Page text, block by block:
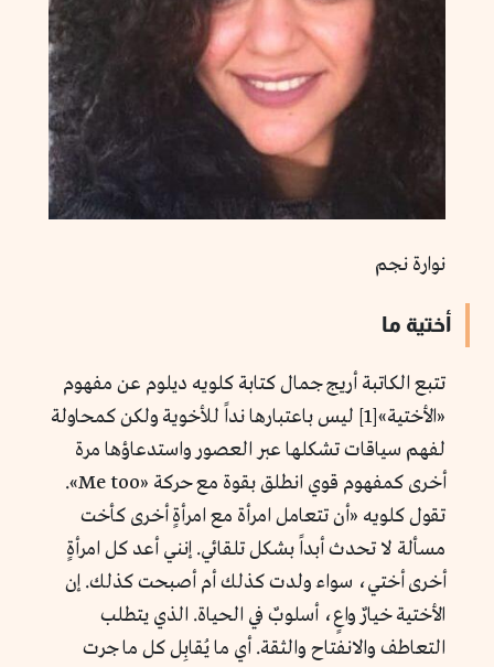
نوارة نجم
أختية ما
تتبع الكاتبة أريج جمال كتابة كلويه ديلوم عن مفهوم
«الأختية»[1] ليس باعتبارها نداً للأخوية ولكن كمحاولة
لفهم سياقات تشكلها عبر العصور واستدعاؤها مرة
أخرى كمفهوم قوي انطلق بقوة مع حركة «Me too».
تقول كلويه «أن تتعامل امرأة مع امرأةٍ أخرى كأخت
مسألة لا تحدث أبداً بشكل تلقائي. إنني أعد كل امرأةٍ
أخرى أختي، سواء ولدت كذلك أم أصبحت كذلك. إن
الأختية خيارٌ واعٍ، أسلوبٌ في الحياة. الذي يتطلب
التعاطف والانفتاح والثقة. أي ما يُقابِل كل ما جرت